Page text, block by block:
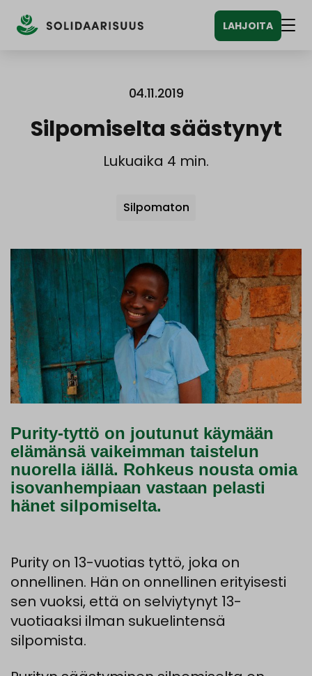
sisältöön
LAHJOITA
04.11.2019
Silpomiselta säästynyt
Lukuaika 4 min.
Avainsanat
Silpomaton
Purity-tyttö on joutunut käymään
elämänsä vaikeimman taistelun
nuorella iällä. Rohkeus nousta omia
isovanhempiaan vastaan pelasti
hänet silpomiselta.
Purity on 13-vuotias tyttö, joka on
onnellinen. Hän on onnellinen erityisesti
sen vuoksi, että on selviytynyt 13-
vuotiaaksi ilman sukuelintensä
silpomista.